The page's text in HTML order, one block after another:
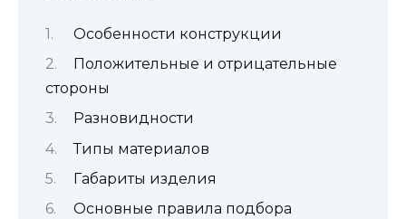
Особенности конструкции
Положительные и отрицательные
стороны
Разновидности
Типы материалов
Габариты изделия
Основные правила подбора